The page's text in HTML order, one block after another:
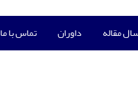
مقاله داوران تماس با ما